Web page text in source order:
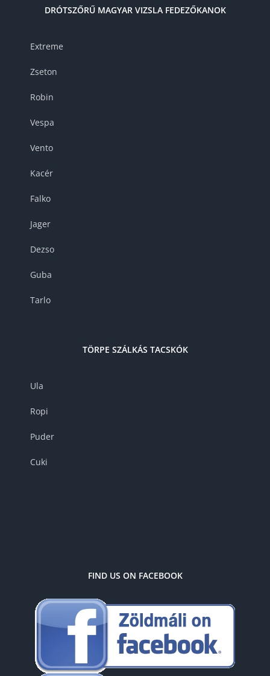
DRÓTSZŐRŰ MAGYAR VIZSLA FEDEZŐKANOK
Extreme
Zseton
Robin
Vespa
Vento
Kacér
Falko
Jager
Dezso
Guba
Tarlo
TÖRPE SZÁLKÁS TACSKÓK
Ula
Ropi
Puder
Cuki
FIND US ON FACEBOOK